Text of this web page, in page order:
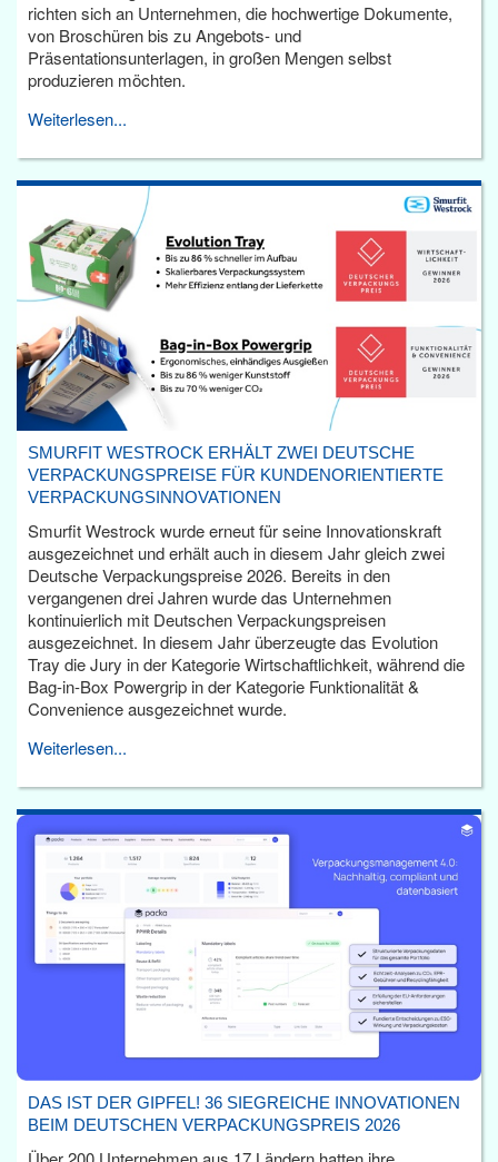
richten sich an Unternehmen, die hochwertige Dokumente,
von Broschüren bis zu Angebots- und
Präsentationsunterlagen, in großen Mengen selbst
produzieren möchten.
Weiterlesen...
SMURFIT WESTROCK ERHÄLT ZWEI DEUTSCHE
VERPACKUNGSPREISE FÜR KUNDENORIENTIERTE
VERPACKUNGSINNOVATIONEN
Smurfit Westrock wurde erneut für seine Innovationskraft
ausgezeichnet und erhält auch in diesem Jahr gleich zwei
Deutsche Verpackungspreise 2026. Bereits in den
vergangenen drei Jahren wurde das Unternehmen
kontinuierlich mit Deutschen Verpackungspreisen
ausgezeichnet. In diesem Jahr überzeugte das Evolution
Tray die Jury in der Kategorie Wirtschaftlichkeit, während die
Bag-in-Box Powergrip in der Kategorie Funktionalität &
Convenience ausgezeichnet wurde.
Weiterlesen...
DAS IST DER GIPFEL! 36 SIEGREICHE INNOVATIONEN
BEIM DEUTSCHEN VERPACKUNGSPREIS 2026